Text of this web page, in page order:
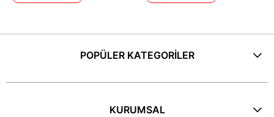
POPÜLER KATEGORİLER
KURUMSAL